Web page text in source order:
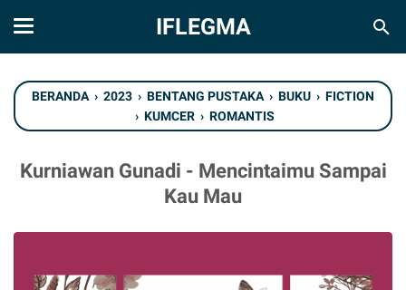
IFLEGMA
BERANDA › 2023 › BENTANG PUSTAKA › BUKU › FICTION
› KUMCER › ROMANTIS
Kurniawan Gunadi - Mencintaimu Sampai
Kau Mau